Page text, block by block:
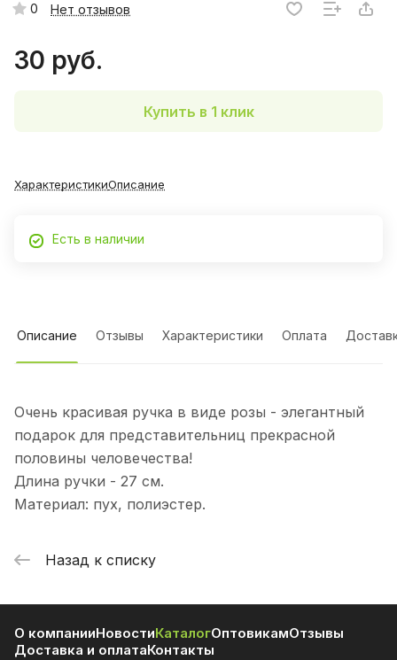
0 Нет отзывов
30 руб.
Купить в 1 клик
ХарактеристикиОписание
Есть в наличии
Описание Отзывы Характеристики Оплата
Очень красивая ручка в виде розы - элегантный
подарок для представительниц прекрасной
половины человечества!
Длина ручки - 27 см.
Материал: пух, полиэстер.
Назад к списку
О компанииНовостиКаталогОптовикамОтзывы
Доставка и оплатаКонтакты